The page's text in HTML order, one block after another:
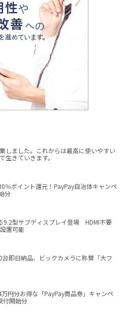
しました。これからは最高に使いやすい
生きていきます。
％ポイント還元！PayPay自治体キャンペ
分
9.2型サブディスプレイ登場 HDMI不要
置可能
即日納品、ビックカメラに称賛「大フ
万円分お得な「PayPay商品券」キャンペ
開始分